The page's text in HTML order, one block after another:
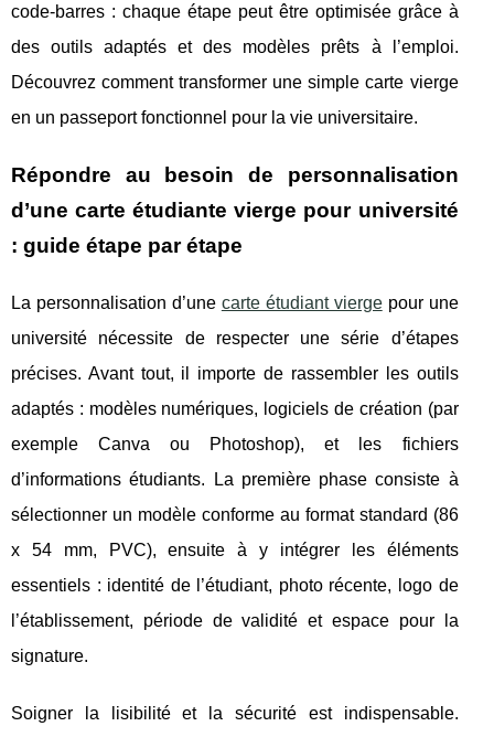
code-barres : chaque étape peut être optimisée grâce à
des outils adaptés et des modèles prêts à l’emploi.
Découvrez comment transformer une simple carte vierge
en un passeport fonctionnel pour la vie universitaire.
Répondre au besoin de personnalisation
d’une carte étudiante vierge pour université
: guide étape par étape
La personnalisation d’une carte étudiant viergepour une
université nécessite de respecter une série d’étapes
précises. Avant tout, il importe de rassembler
les outils
adaptés : modèles numériques, logiciels de création (par
exemple Canva ou Photoshop), et les fichiers
d’informations étudiants. La première phase consiste à
sélectionner un modèle conforme au format standard (86
x 54 mm, PVC), ensuite à y intégrer les éléments
essentiels : identité de l’étudiant, photo récente, logo de
l’établissement, période de validité et espace pour la
signature.
Soigner la lisibilité et la sécurité est indispensable.